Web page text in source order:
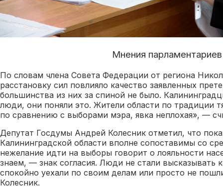
Мнения парламентариев
По словам члена Совета Федерации от региона
расстановку сил повлияло качество заявленных
большинства из них за спиной не было.
люди, они поняли это. Жители области по традиции
по сравнению с выборами мэра, явка неплохая», —
Депутат Госдумы Андрей Колесник отметил, что
Калининградской области вполне сопоставимы со
нежелание идти на выборы говорит о лояльности
знаем, — знак согласия. Люди не стали высказывать
спокойно уехали по своим делам или просто не
Колесник.